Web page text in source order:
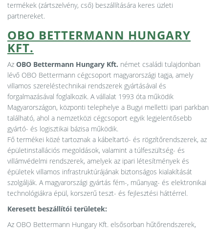
termékek (zártszelvény, cső) beszállítására keres üzleti
partnereket.
OBO BETTERMANN HUNGARY
KFT.
Az OBO Bettermann Hungary Kft. német családi tulajdonban
lévő OBO Bettermann cégcsoport magyarországi tagja, amely
villamos szereléstechnikai rendszerek gyártásával és
forgalmazásával foglalkozik. A vállalat 1993 óta működik
Magyarországon, központi telephelye a Bugyi melletti ipari parkban
található, ahol a nemzetközi cégcsoport egyik legjelentősebb
gyártó- és logisztikai bázisa működik.
Fő termékei közé tartoznak a kábeltartó- és rögzítőrendszerek, az
épületinstallációs megoldások, valamint a túlfeszültség- és
villámvédelmi rendszerek, amelyek az ipari létesítmények és
épületek villamos infrastruktúrájának biztonságos kialakítását
szolgálják. A magyarországi gyártás fém-, műanyag- és elektronikai
technológiákra épül, korszerű teszt- és fejlesztési háttérrel.
Keresett beszállítói területek:
Az OBO Bettermann Hungary Kft. elsősorban hűtőrendszerek,